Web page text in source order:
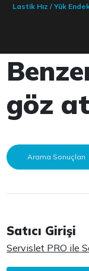
Lastik Hız / Yük
göz
Arama Sonuçları
Satıcı Girişi
Servislet PRO ile